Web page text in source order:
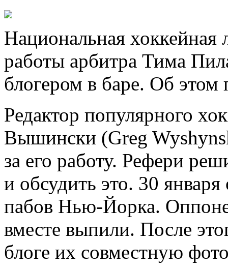
Национальная
работы арбитра Тима
блогером в баре. Об
Редактор популярного
Вышински (Greg
за его работу. Рефери
и обсудить это. 30
пабов Нью-Йорка.
вместе выпили. После
блоге их совместную